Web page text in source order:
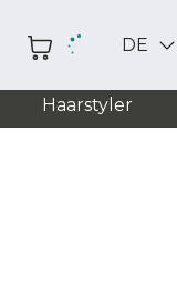
DE
Haarstyler